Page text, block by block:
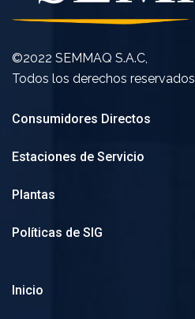
©2022 SEMMAQ S.A.C,
Todos los derechos reservados
Consumidores Directos
Estaciones de Servicio
Plantas
Políticas de SIG
Inicio